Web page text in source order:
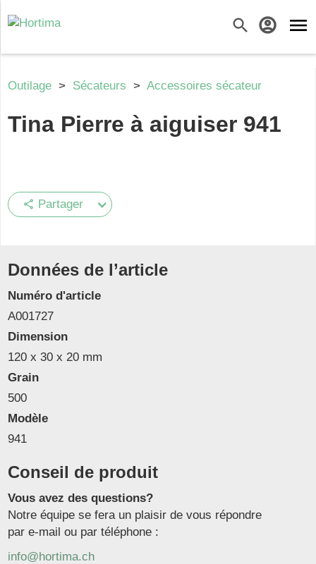
search account_circle menu
Outilage > Sécateurs > Accessoires sécateur
Tina Pierre à aiguiser 941
share Partager
Données de l’article
Numéro d'article
A001727
Dimension
120 x 30 x 20 mm
Grain
500
Modèle
941
Conseil de produit
Vous avez des questions?
Notre équipe se fera un plaisir de vous répondre
par e-mail ou par téléphone :
info@hortima.ch